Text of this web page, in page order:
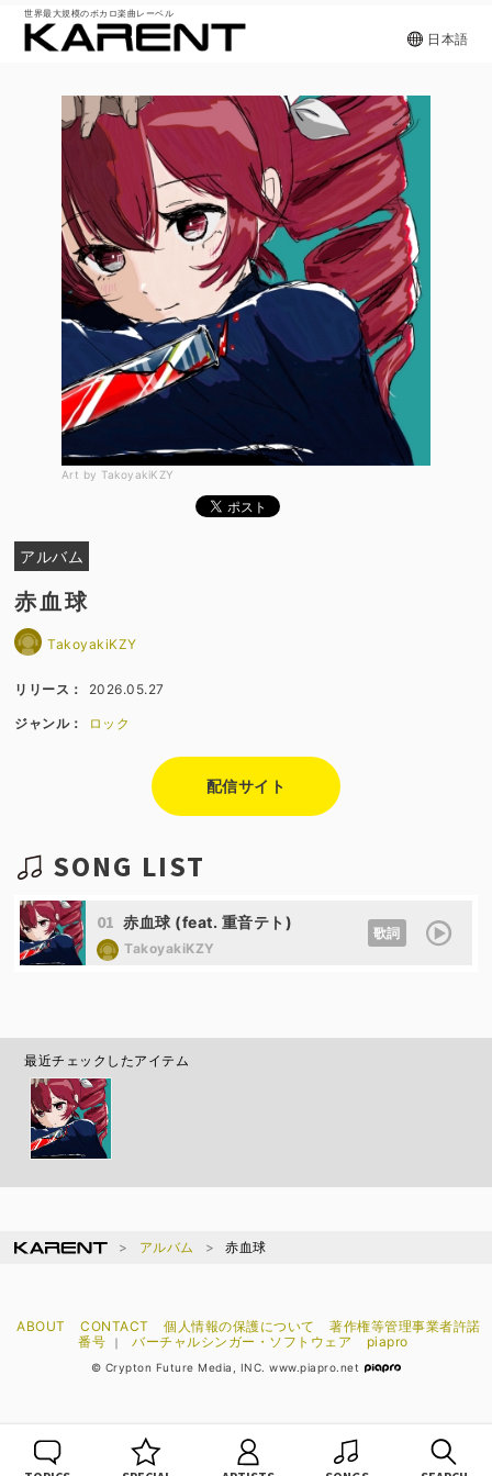
世界最大規模のボカロ楽曲レーベル
日本語
Art by TakoyakiKZY
アルバム
赤血球
TakoyakiKZY
リリース： 2026.05.27
ジャンル： ロック
配信サイト
SONG LIST
01 赤血球 (feat. 重音テト)
TakoyakiKZY
歌詞
最近チェックしたアイテム
アルバム 赤血球
ABOUT CONTACT 個人情報の保護について
著作権等管理事業者許諾
番号
｜ バーチャルシンガー・ソフトウェア piapro
© Crypton Future Media, INC. www.piapro.net